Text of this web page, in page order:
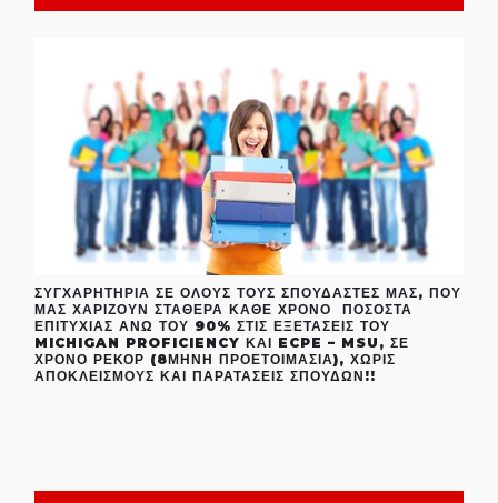
ΣΥΓΧΑΡΗΤΉΡΙΑ ΣΕ ΌΛΟΥΣ ΤΟΥΣ ΣΠΟΥΔΑΣΤΈΣ ΜΑΣ, ΠΟΥ
ΜΑΣ ΧΑΡΊΖΟΥΝ ΣΤΑΘΕΡΆ ΚΆΘΕ ΧΡΌΝΟ ΠΟΣΟΣΤΆ
ΕΠΙΤΥΧΊΑΣ ΆΝΩ ΤΟΥ 90% ΣΤΙΣ ΕΞΕΤΆΣΕΙΣ ΤΟΥ
MICHIGAN PROFICIENCY ΚΑΙ ECPE – MSU, ΣΕ
ΧΡΌΝΟ ΡΕΚΌΡ (8ΜΗΝΗ ΠΡΟΕΤΟΙΜΑΣΊΑ), ΧΩΡΊΣ
ΑΠΟΚΛΕΙΣΜΟΎΣ ΚΑΙ ΠΑΡΑΤΆΣΕΙΣ ΣΠΟΥΔΏΝ!!